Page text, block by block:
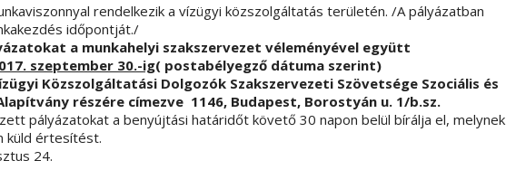
rendelkezik a vízügyi közszolgáltatás területén. /A pályázatban
időpontját./
a munkahelyi szakszervezet véleményével együtt
szeptember 30.-ig( postabélyegző dátuma szerint)
Közszolgáltatási Dolgozók Szakszervezeti Szövetsége Szociális és
részére címezve 1146, Budapest, Borostyán u. 1/b.sz.
pályázatokat a benyújtási határidőt követő 30 napon belül bírálja el, melynek
küld értesítést.
24.